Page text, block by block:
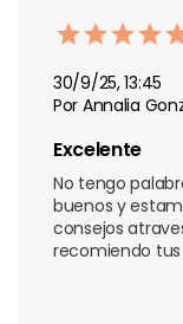
30/9/25, 13:45
Por Annalia
Excelente
No tengo
buenos y
consejos
recomiendo